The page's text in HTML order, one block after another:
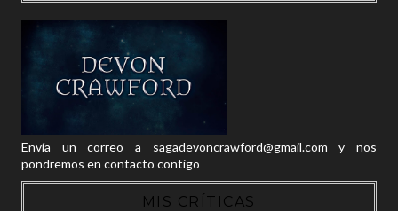
Envía un correo a sagadevoncrawford@gmail.com y nos
pondremos en contacto contigo
MIS CRÍTICAS